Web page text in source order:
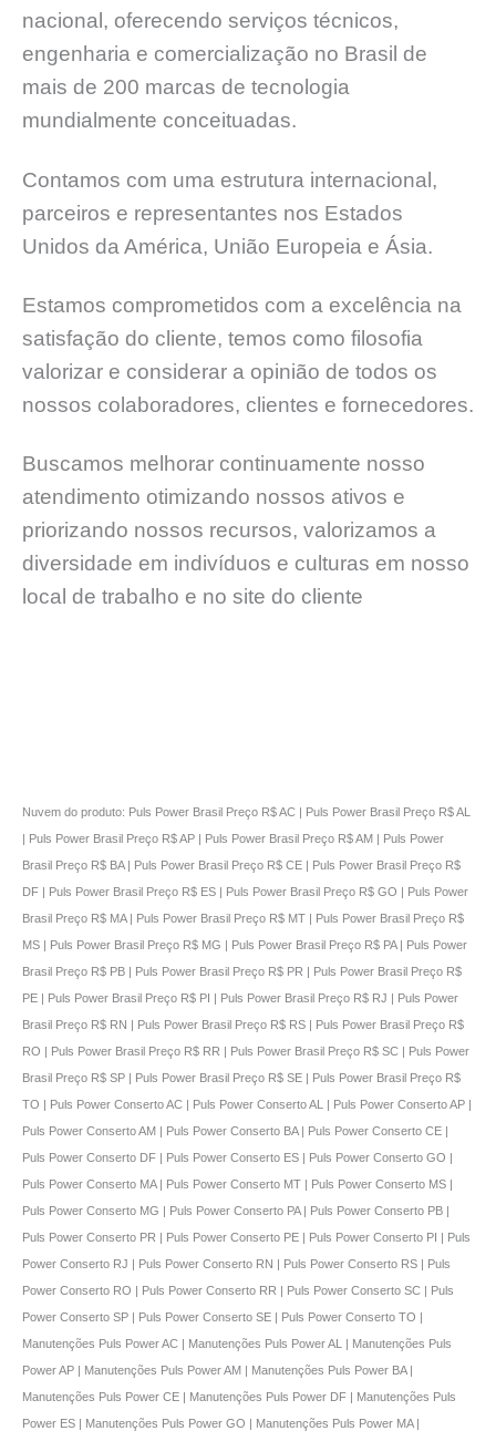
nacional, oferecendo serviços técnicos,
engenharia e comercialização no Brasil de
mais de 200 marcas de tecnologia
mundialmente conceituadas.
Contamos com uma estrutura internacional,
parceiros e representantes nos Estados
Unidos da América, União Europeia e Ásia.
Estamos comprometidos com a excelência na
satisfação do cliente, temos como filosofia
valorizar e considerar a opinião de todos os
nossos colaboradores, clientes e fornecedores.
Buscamos melhorar continuamente nosso
atendimento otimizando nossos ativos e
priorizando nossos recursos, valorizamos a
diversidade em indivíduos e culturas em nosso
local de trabalho e no site do cliente
Nuvem do produto: Puls Power Brasil Preço R$ AC | Puls Power Brasil Preço R$ AL
| Puls Power Brasil Preço R$ AP | Puls Power Brasil Preço R$ AM | Puls Power
Brasil Preço R$ BA | Puls Power Brasil Preço R$ CE | Puls Power Brasil Preço R$
DF | Puls Power Brasil Preço R$ ES | Puls Power Brasil Preço R$ GO | Puls Power
Brasil Preço R$ MA | Puls Power Brasil Preço R$ MT | Puls Power Brasil Preço R$
MS | Puls Power Brasil Preço R$ MG | Puls Power Brasil Preço R$ PA | Puls Power
Brasil Preço R$ PB | Puls Power Brasil Preço R$ PR | Puls Power Brasil Preço R$
PE | Puls Power Brasil Preço R$ PI | Puls Power Brasil Preço R$ RJ | Puls Power
Brasil Preço R$ RN | Puls Power Brasil Preço R$ RS | Puls Power Brasil Preço R$
RO | Puls Power Brasil Preço R$ RR | Puls Power Brasil Preço R$ SC | Puls Power
Brasil Preço R$ SP | Puls Power Brasil Preço R$ SE | Puls Power Brasil Preço R$
TO | Puls Power Conserto AC | Puls Power Conserto AL | Puls Power Conserto AP |
Puls Power Conserto AM | Puls Power Conserto BA | Puls Power Conserto CE |
Puls Power Conserto DF | Puls Power Conserto ES | Puls Power Conserto GO |
Puls Power Conserto MA | Puls Power Conserto MT | Puls Power Conserto MS |
Puls Power Conserto MG | Puls Power Conserto PA | Puls Power Conserto PB |
Puls Power Conserto PR | Puls Power Conserto PE | Puls Power Conserto PI | Puls
Power Conserto RJ | Puls Power Conserto RN | Puls Power Conserto RS | Puls
Power Conserto RO | Puls Power Conserto RR | Puls Power Conserto SC | Puls
Power Conserto SP | Puls Power Conserto SE | Puls Power Conserto TO |
Manutenções Puls Power AC | Manutenções Puls Power AL | Manutenções Puls
Power AP | Manutenções Puls Power AM | Manutenções Puls Power BA |
Manutenções Puls Power CE | Manutenções Puls Power DF | Manutenções Puls
Power ES | Manutenções Puls Power GO | Manutenções Puls Power MA |